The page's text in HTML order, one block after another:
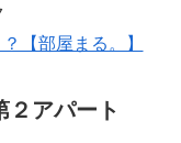
【部屋まる。】
２アパート